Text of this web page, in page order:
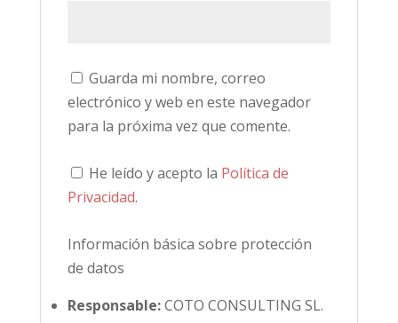
Guarda mi nombre, correo
electrónico y web en este navegador
para la próxima vez que comente.
He leído y acepto la Política de
Privacidad.
Información básica sobre protección
de datos
Responsable:COTO CONSULTING SL.